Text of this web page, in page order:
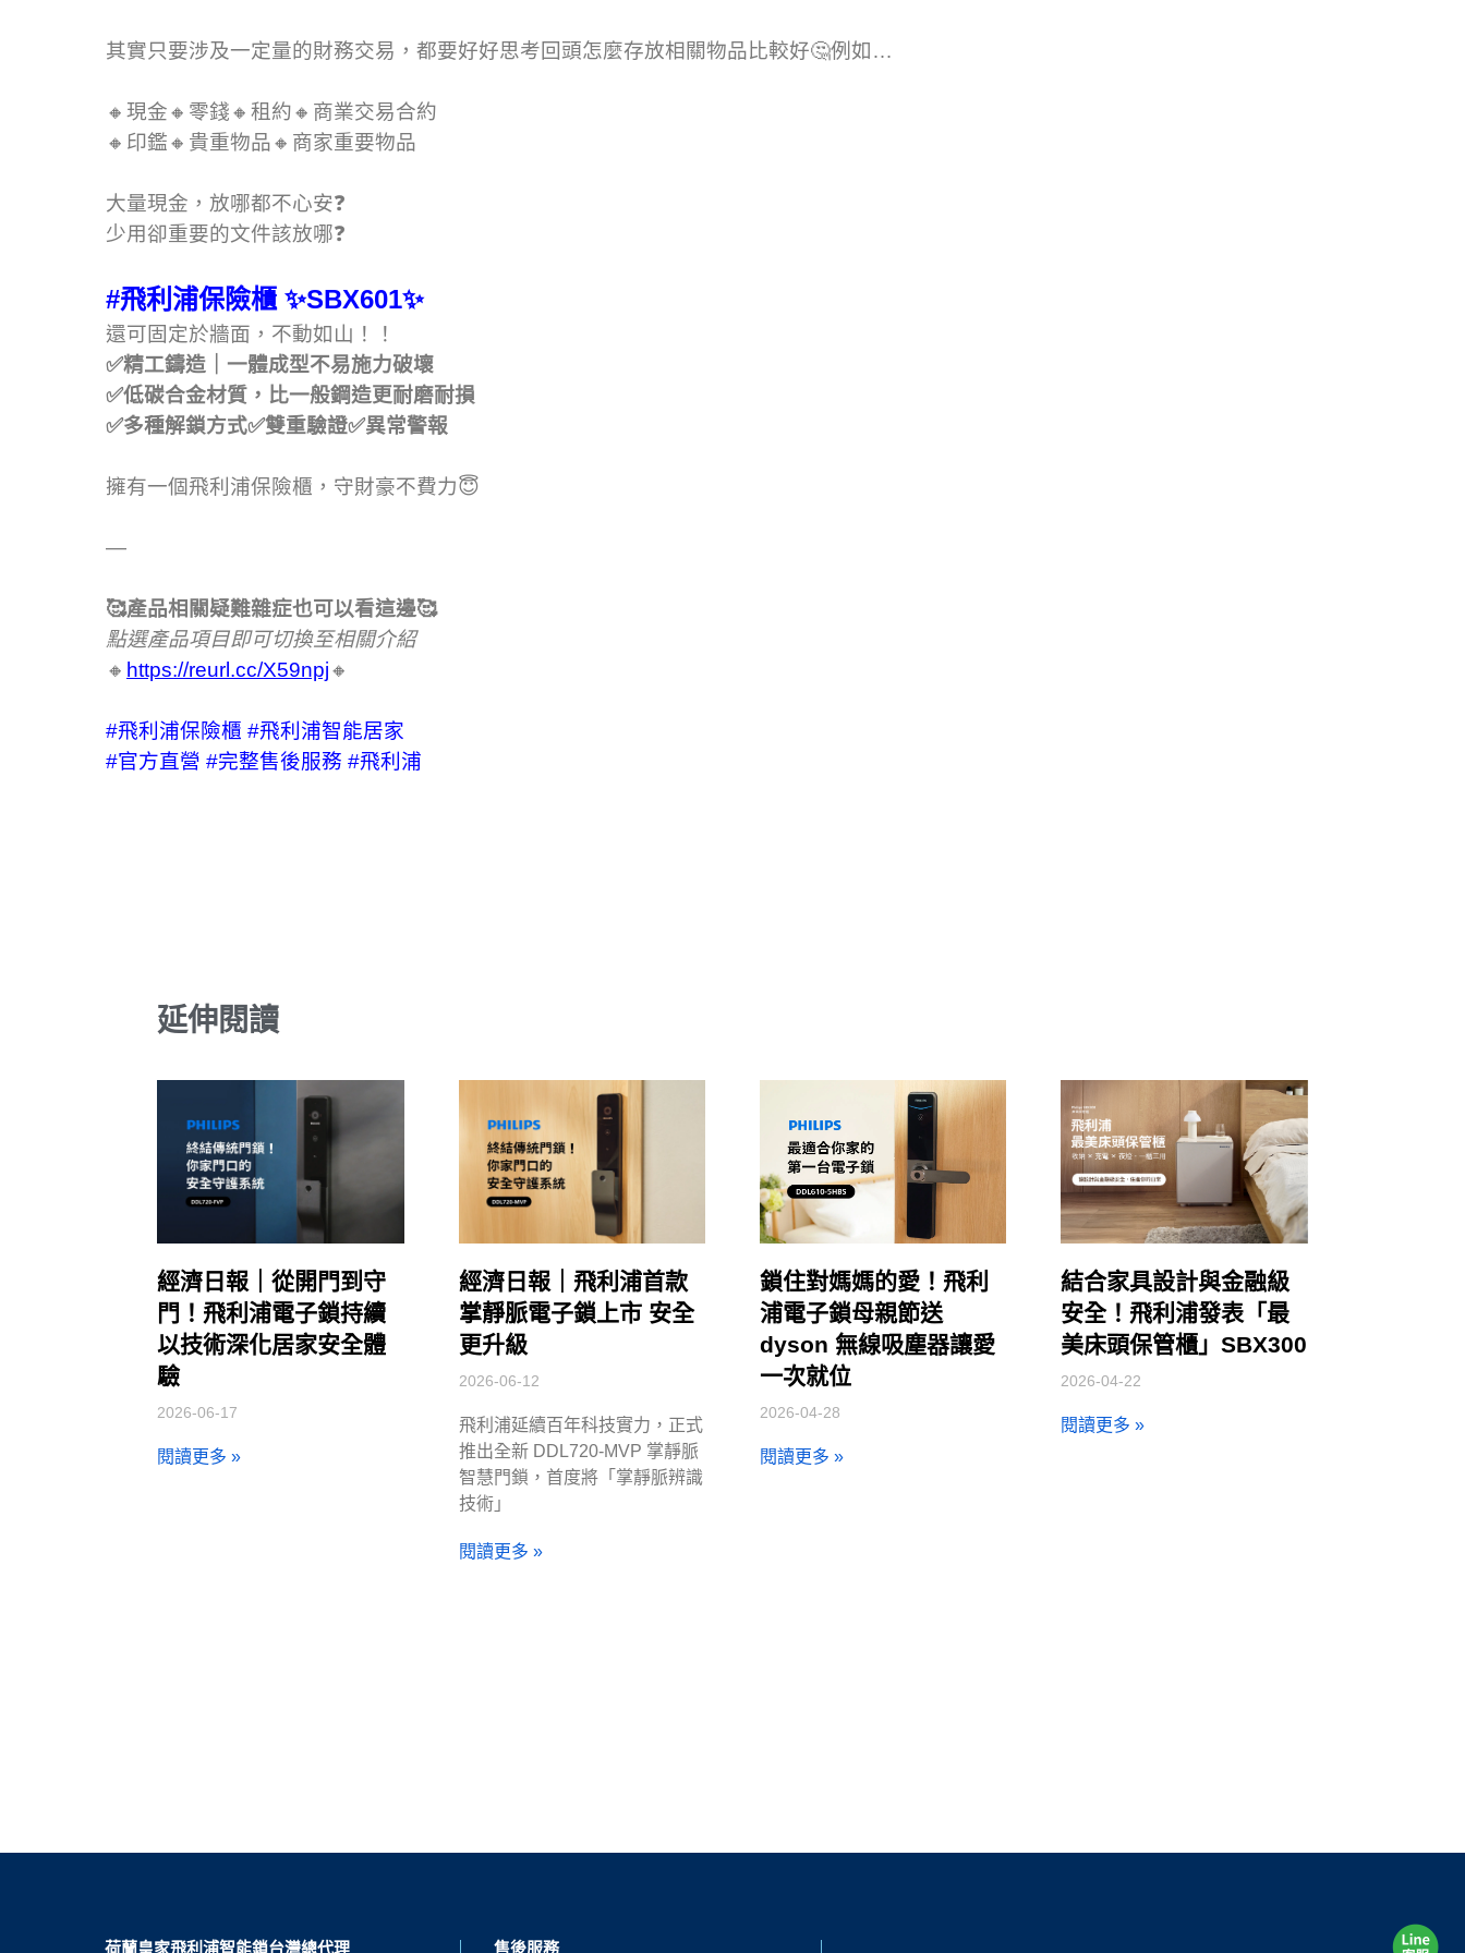
其實只要涉及一定量的財務交易，都要好好思考回頭怎麼存放相關物品比較好🤔例如…
🔸現金🔸零錢🔸租約🔸商業交易合約
🔸印鑑🔸貴重物品🔸商家重要物品
大量現金，放哪都不心安❓
少用卻重要的文件該放哪❓
#飛利浦保險櫃 ✨SBX601✨
還可固定於牆面，不動如山！！
✅精工鑄造｜一體成型不易施力破壞
✅低碳合金材質，比一般鋼造更耐磨耐損
✅多種解鎖方式✅雙重驗證✅異常警報
擁有一個飛利浦保險櫃，守財豪不費力😇
—
🥰產品相關疑難雜症也可以看這邊🥰
點選產品項目即可切換至相關介紹
🔸 https://reurl.cc/X59npj🔸
#飛利浦保險櫃 #飛利浦智能居家
#官方直營 #完整售後服務 #飛利浦
延伸閱讀
經濟日報｜從開門到守
門！飛利浦電子鎖持續
以技術深化居家安全體
驗
2026-06-17
閱讀更多 »
經濟日報｜飛利浦首款
掌靜脈電子鎖上市 安全
更升級
2026-06-12
飛利浦延續百年科技實力，正式
推出全新 DDL720-MVP 掌靜脈
智慧門鎖，首度將「掌靜脈辨識
技術」
閱讀更多 »
鎖住對媽媽的愛！飛利
浦電子鎖母親節送
dyson 無線吸塵器讓愛
一次就位
2026-04-28
閱讀更多 »
結合家具設計與金融級
安全！飛利浦發表「最
美床頭保管櫃」SBX300
2026-04-22
閱讀更多 »
荷蘭皇家飛利浦智能鎖台灣總代理 售後服務